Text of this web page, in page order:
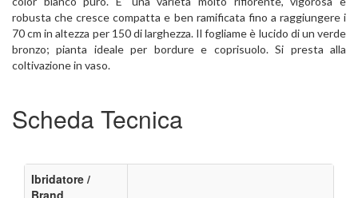
robusta che cresce compatta e ben ramificata fino a raggiungere i
70 cm in altezza per 150 di larghezza. Il fogliame è lucido di un verde
bronzo; pianta ideale per bordure e coprisuolo. Si presta alla
coltivazione in vaso.
Scheda Tecnica
Ibridatore /
Brand